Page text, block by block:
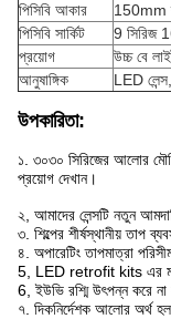
পিসিবি আকার
150mm
পিসিবি সার্কিট
9 সিরিজ
প্রয়োগ
উচ্চ বে
আনুষাঙ্গিক
LED
উপকারিতা:
১. ৩০৩০ সিরিজের আলোর
প্রয়োগ দেখান।
২, আমাদের লেন্সটি নতুন
৩. শিল্পের শীর্ষস্থানীয় তাপ
৪. অপারেটিং তাপমাত্রা
5, LED retrofit kits এর
6, ইউভি রশ্মি উৎপন্ন করে না
৭. দিকনির্দেশক আলোর অর্থ